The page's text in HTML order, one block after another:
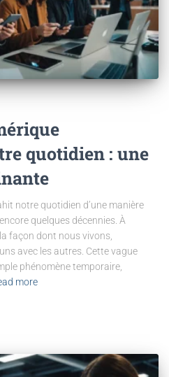
quotidien : une
notre quotidien d’une manière
quelques décennies. À
façon dont nous vivons,
avec les autres. Cette vague
phénomène temporaire,
more